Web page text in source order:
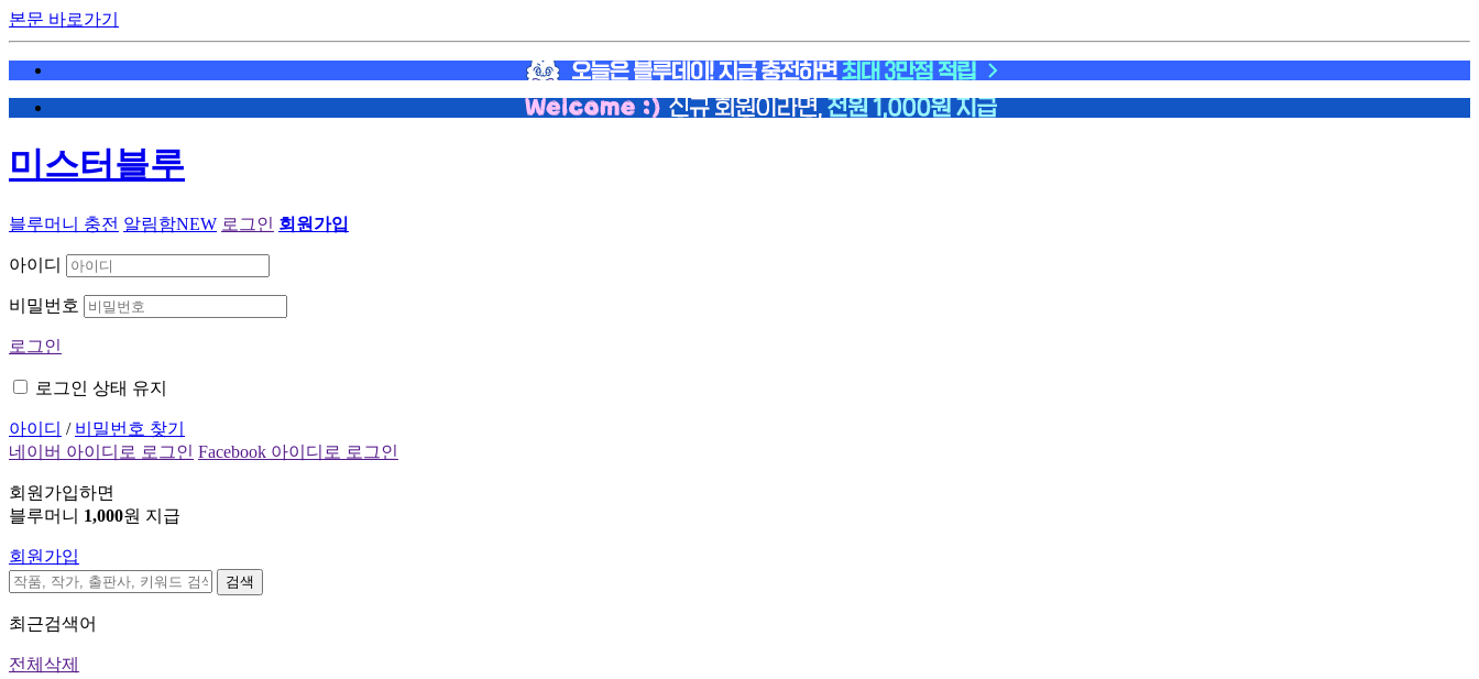
본문 바로가기
미스터블루
블루머니 충전 알림함NEW 로그인 회원가입
아이디
비밀번호
로그인
로그인 상태 유지
아이디 / 비밀번호 찾기
네이버 아이디로 로그인 Facebook 아이디로 로그인
회원가입하면
블루머니 1,000원 지급
회원가입
검색
최근검색어
전체삭제